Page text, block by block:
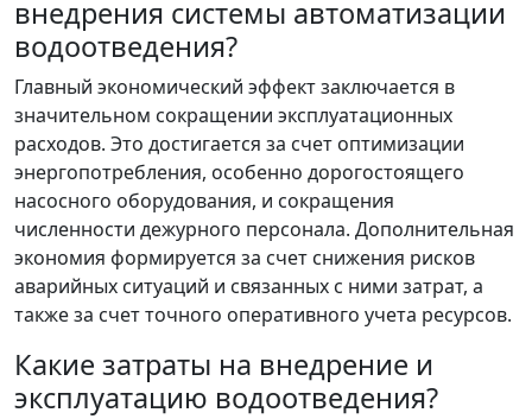
внедрения системы автоматизации
водоотведения?
Главный экономический эффект заключается в
значительном сокращении эксплуатационных
расходов. Это достигается за счет оптимизации
энергопотребления, особенно дорогостоящего
насосного оборудования, и сокращения
численности дежурного персонала. Дополнительная
экономия формируется за счет снижения рисков
аварийных ситуаций и связанных с ними затрат, а
также за счет точного оперативного учета ресурсов.
Какие затраты на внедрение и
эксплуатацию водоотведения?